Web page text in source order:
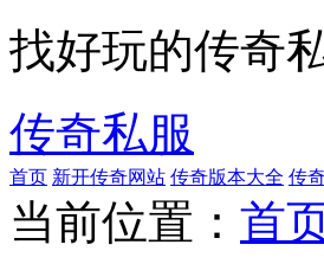
找好玩的传奇
传奇私服
首页 新开传奇网站 传奇版本大全 传
当前位置： 首